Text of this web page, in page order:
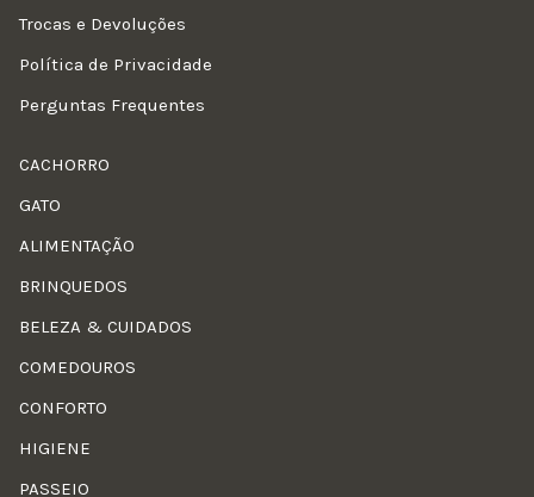
Trocas e Devoluções
Política de Privacidade
Perguntas Frequentes
CACHORRO
GATO
ALIMENTAÇÃO
BRINQUEDOS
BELEZA & CUIDADOS
COMEDOUROS
CONFORTO
HIGIENE
PASSEIO